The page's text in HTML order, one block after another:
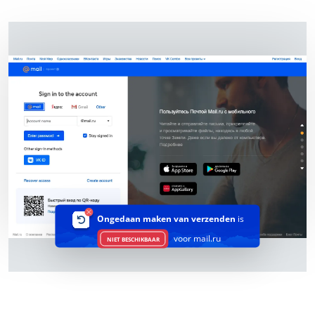
Ongedaan maken van verzenden is
NIET BESCHIKBAAR voor mail.ru